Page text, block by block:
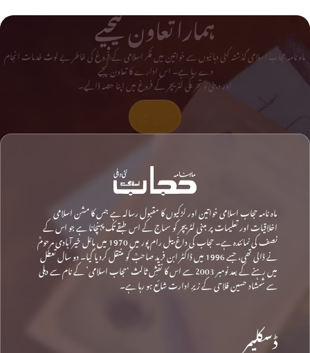
ہمارا تعاون کیجیے
ماہ نامہ حجاب اسلامی گذشتہ کئی دہائیوں سے خواتین میں فکر اسلامی کے فروغ کی خاطر بے لوث خدمات انجام
دے رہا ہے۔ اس ادارے کا تعاون کیجیے
اور دینی و تحریکی لٹریچر کے فروغ میں اپنا حصہ ڈالیے۔
ماہ نامہ حجاب اسلامی خواتین اور لڑکیوں کا مقبول رسالہ ہے جس کا مشن اسلامی
اخلاقیات اور تعلیمات پر مبنی لٹریچر کو سماج کے اس طبقے تک پہنچانا ہے جو اس کے
نصف کی نمائندہ ہے۔ حجاب کی داغ بیل رام پور میں 1970 میں مائل خیرآبادی مرحومؒ
نے ڈالی تھی، جسے 1996 میں ڈاکٹر ابن فرید صاحبؒ کو منتقل کردیا گیا۔ دو سال تعطل
میں رہنے کے بعد نومبر 2003 سے اس کا نقشِ ثالث ‘حجاب اسلامی’ کے نام سے دہلی
سے شمشاد حسین فلاحی کے زیرِ ادارت شائع ہو رہا ہے۔
ڈسکلیمر